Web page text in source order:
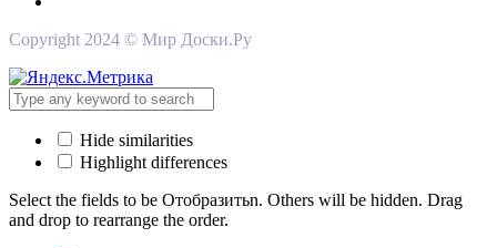
Copyright 2024 © Мир Доски.Ру
Hide similarities
Highlight differences
Select the fields to be Отобразитьn. Others will be hidden. Drag
and drop to rearrange the order.